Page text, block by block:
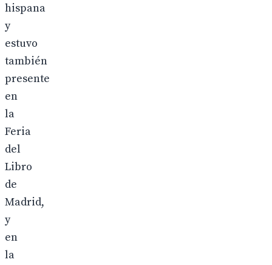
hispana
y
estuvo
también
presente
en
la
Feria
del
Libro
de
Madrid,
y
en
la